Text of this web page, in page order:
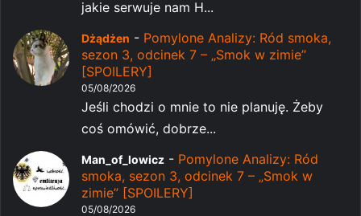
jakie serwuje nam H...
Dżądżen - Pomylone Analizy: Ród smoka,
sezon 3, odcinek 7 – „Smok w zimie”
[SPOILERY]
05/08/2026
Jeśli chodzi o mnie to nie planuję. Żeby
coś omówić, dobrze...
Man_of_lowicz - Pomylone Analizy: Ród
smoka, sezon 3, odcinek 7 – „Smok w
zimie” [SPOILERY]
05/08/2026